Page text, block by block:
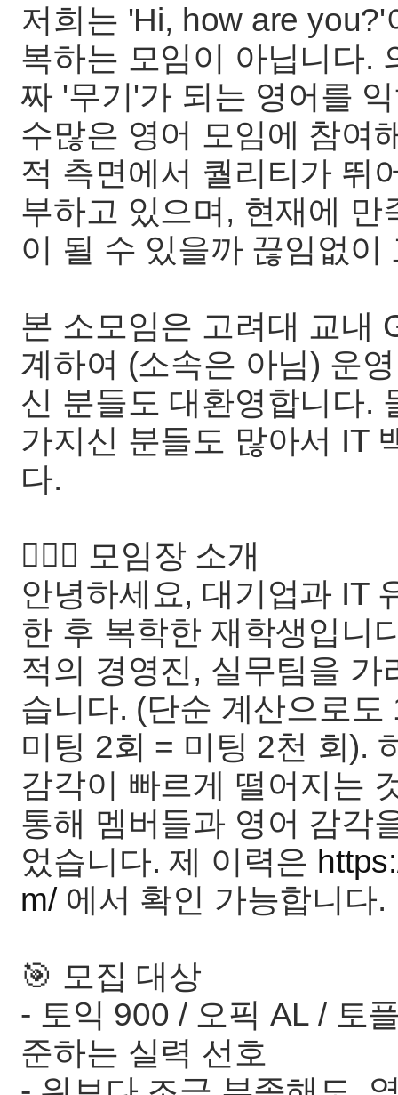
저희는 'Hi, how are
복하는 모임이 아닙니다.
짜 '무기'가 되는 영어를
수많은 영어 모임에 참여
적 측면에서 퀄리티가 뛰
부하고 있으며, 현재에
이 될 수 있을까 끊임없이
본 소모임은 고려대 교내
계하여 (소속은 아님) 운
신 분들도 대환영합니다.
가지신 분들도 많아서 IT
다.
🙇🏻‍♂️ 모임장 소개
안녕하세요, 대기업과 IT
한 후 복학한 재학생입니
적의 경영진, 실무팀을
습니다. (단순 계산으로
미팅 2회 = 미팅 2천 회).
감각이 빠르게 떨어지는
통해 멤버들과 영어 감각
었습니다. 제 이력은
m/에서 확인 가능합니다.
🎯 모집 대상
- 토익 900 / 오픽 AL / 토
준하는 실력 선호